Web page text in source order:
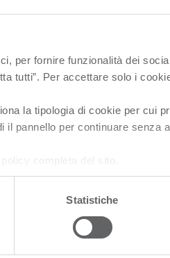
per fornire funzionalità dei
tutti”. Per accettare solo i
la tipologia di cookie per cui
il pannello per continuare senza
completa del sito.
Statistiche